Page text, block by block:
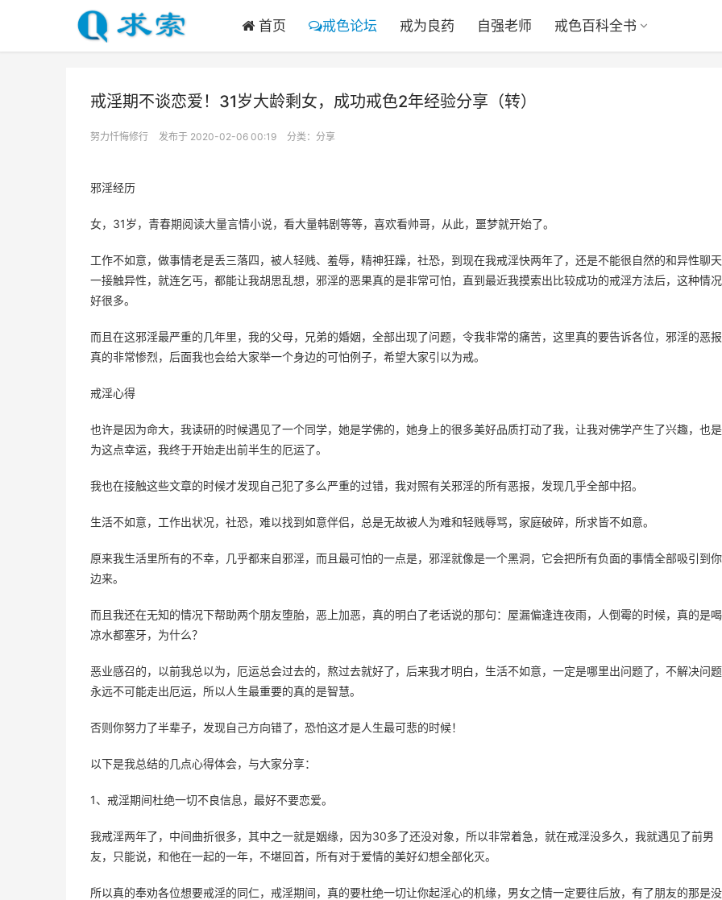
首页 戒色论坛 戒为良药 自强老师 戒色百科全书
戒淫期不谈恋爱！31岁大龄剩女，成功戒色2年经验分享（转）
努力忏悔修行 发布于 2020-02-06 00:19 分类： 分享
邪淫经历
女，31岁，青春期阅读大量言情小说，看大量韩剧等等，喜欢看帅哥，从此，噩梦就开始了。
工作不如意，做事情老是丢三落四，被人轻贱、羞辱，精神狂躁，社恐，到现在我戒淫快两年了，还是不能很自然的和异性聊天
一接触异性，就连乞丐，都能让我胡思乱想，邪淫的恶果真的是非常可怕，直到最近我摸索出比较成功的戒淫方法后，这种情
好很多。
而且在这邪淫最严重的几年里，我的父母，兄弟的婚姻，全部出现了问题，令我非常的痛苦，这里真的要告诉各位，邪淫的恶报
真的非常惨烈，后面我也会给大家举一个身边的可怕例子，希望大家引以为戒。
戒淫心得
也许是因为命大，我读研的时候遇见了一个同学，她是学佛的，她身上的很多美好品质打动了我，让我对佛学产生了兴趣，也
为这点幸运，我终于开始走出前半生的厄运了。
我也在接触这些文章的时候才发现自己犯了多么严重的过错，我对照有关邪淫的所有恶报，发现几乎全部中招。
生活不如意，工作出状况，社恐，难以找到如意伴侣，总是无故被人为难和轻贱辱骂，家庭破碎，所求皆不如意。
原来我生活里所有的不幸，几乎都来自邪淫，而且最可怕的一点是，邪淫就像是一个黑洞，它会把所有负面的事情全部吸引到
边来。
而且我还在无知的情况下帮助两个朋友堕胎，恶上加恶，真的明白了老话说的那句：屋漏偏逢连夜雨，人倒霉的时候，真的是
凉水都塞牙，为什么？
恶业感召的，以前我总以为，厄运总会过去的，熬过去就好了，后来我才明白，生活不如意，一定是哪里出问题了，不解决问题
永远不可能走出厄运，所以人生最重要的真的是智慧。
否则你努力了半辈子，发现自己方向错了，恐怕这才是人生最可悲的时候！
以下是我总结的几点心得体会，与大家分享：
1、戒淫期间杜绝一切不良信息，最好不要恋爱。
我戒淫两年了，中间曲折很多，其中之一就是姻缘，因为30多了还没对象，所以非常着急，就在戒淫没多久，我就遇见了前男
友，只能说，和他在一起的一年，不堪回首，所有对于爱情的美好幻想全部化灭。
所以真的奉劝各位想要戒淫的同仁，戒淫期间，真的要杜绝一切让你起淫心的机缘，男女之情一定要往后放，有了朋友的那是